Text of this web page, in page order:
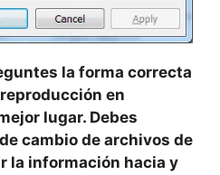
la forma correcta
en
lugar. Debes
cambio de archivos de
la información hacia y